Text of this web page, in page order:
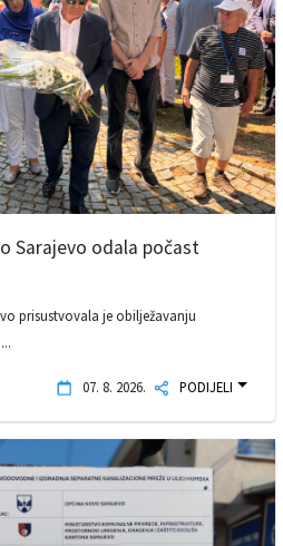
Sarajevo odala počast
prisustvovala je obilježavanju
07. 8. 2026. PODIJELI